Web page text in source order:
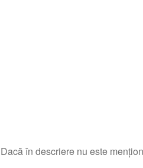
Dacă în descriere nu este